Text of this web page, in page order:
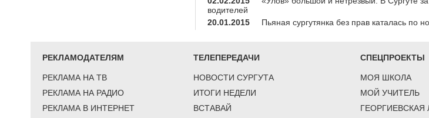
водителей
20.01.2015
Пьяная сургутянка без прав каталась по
РЕКЛАМОДАТЕЛЯМ
РЕКЛАМА НА ТВ
РЕКЛАМА НА РАДИО
РЕКЛАМА В ИНТЕРНЕТ
ТЕЛЕПЕРЕДАЧИ
НОВОСТИ СУРГУТА
ИТОГИ НЕДЕЛИ
ВСТАВАЙ
СПЕЦПРОЕКТЫ
МОЯ ШКОЛА
МОЙ УЧИТЕЛЬ
ГЕОРГИЕВСКАЯ